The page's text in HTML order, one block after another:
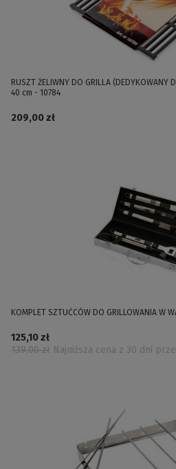
RUSZT ŻELIWNY DO GRILLA (DEDYKOWANY
40 cm - 10784
209,00 zł
KOMPLET SZTUĆCÓW DO GRILLOWANIA W
125,10 zł
139,00 zł Najniższa cena z 30 dni